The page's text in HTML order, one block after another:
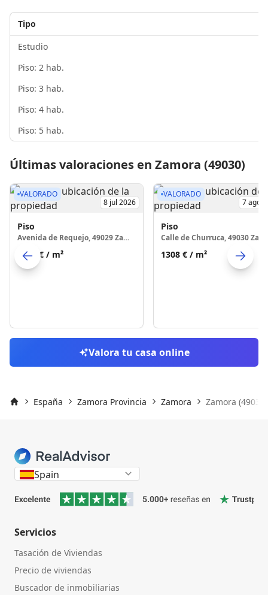
Tipo
Estudio
Piso: 2 hab.
Piso: 3 hab.
Piso: 4 hab.
Piso: 5 hab.
Últimas valoraciones en Zamora (49030)
VALORADO
8 jul 2026
Piso
Avenida de Requejo, 49029 Zamora
1097 € / m²
VALORADO
7 ago
Piso
Calle de Churruca, 49030
1308 € / m²
Valora tu casa online
España Zamora Provincia Zamora Zamora (49030)
Spain
Servicios
Tasación de Viviendas
Precio de viviendas
Buscador de inmobiliarias